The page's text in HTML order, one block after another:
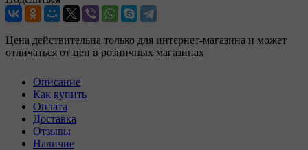
Цена действительна только для интернет-магазина и может
отличаться от цен в розничных магазинах
Описание
Как купить
Оплата
Доставка
Отзывы
Наличие